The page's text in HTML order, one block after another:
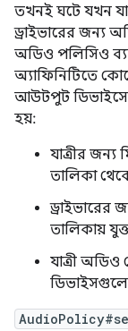
তখনই ঘটে যখন
ড্রাইভারের জন্য
অডিও পলিসিও
অ্যাফিনিটিতে
আউটপুট
হয়:
যাত্রীর
তালিকা
ড্রাইভারের
তালিকায়
যাত্রী
ডিভাইসগুলো